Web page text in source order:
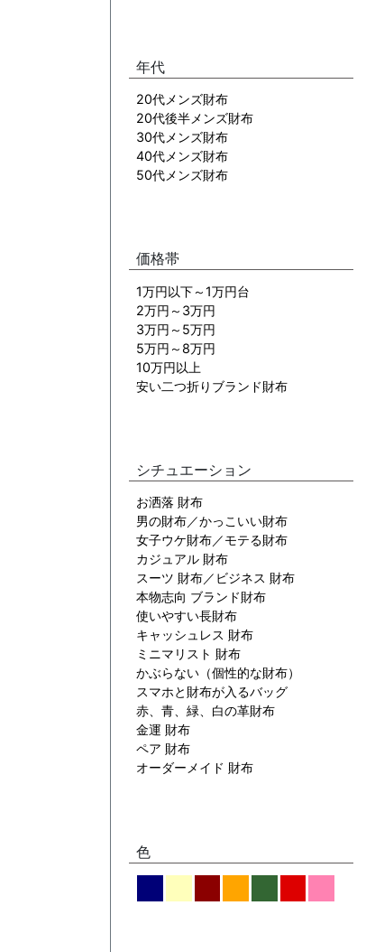
年代
20代メンズ財布
20代後半メンズ財布
30代メンズ財布
40代メンズ財布
50代メンズ財布
価格帯
1万円以下～1万円台
2万円～3万円
3万円～5万円
5万円～8万円
10万円以上
安い二つ折りブランド財布
シチュエーション
お洒落 財布
男の財布／かっこいい財布
女子ウケ財布／モテる財布
カジュアル 財布
スーツ 財布／ビジネス 財布
本物志向 ブランド財布
使いやすい長財布
キャッシュレス 財布
ミニマリスト 財布
かぶらない（個性的な財布）
スマホと財布が入るバッグ
赤、青、緑、白の革財布
金運 財布
ペア 財布
オーダーメイド 財布
色